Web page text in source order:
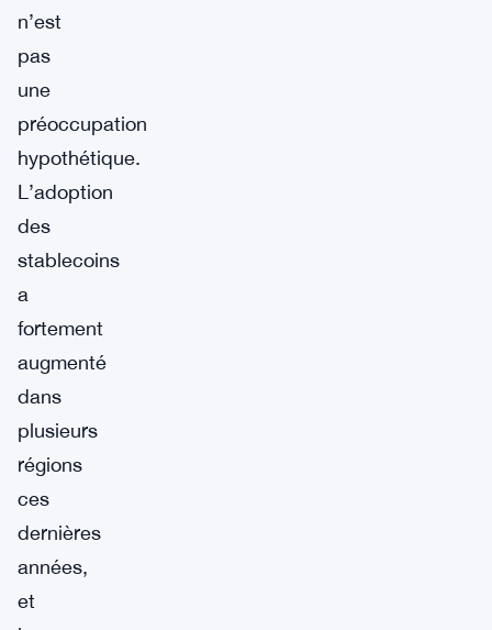
n’est
pas
une
préoccupation
hypothétique.
L’adoption
des
stablecoins
a
fortement
augmenté
dans
plusieurs
régions
ces
dernières
années,
et